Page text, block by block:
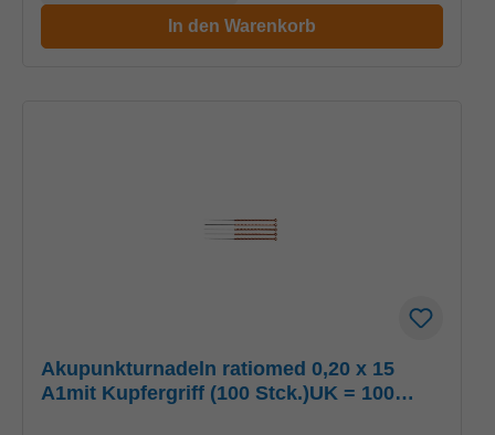
In den Warenkorb
Akupunkturnadeln ratiomed 0,20 x 15
A1mit Kupfergriff (100 Stck.)UK = 100